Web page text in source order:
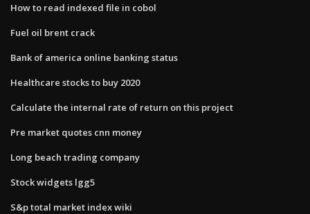
How to read indexed file in cobol
Fuel oil brent crack
Bank of america online banking status
Healthcare stocks to buy 2020
Calculate the internal rate of return on this project
Pre market quotes cnn money
Long beach trading company
Stock widgets lgg5
S&p total market index wiki